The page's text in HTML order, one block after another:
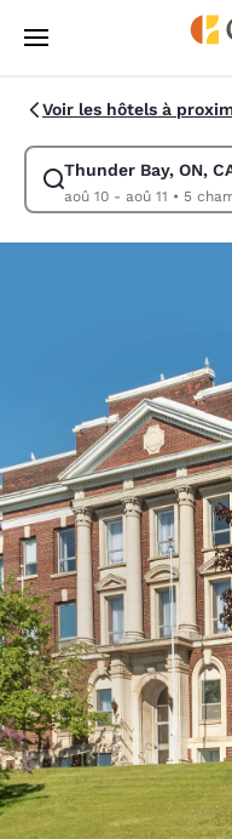
Sauter à Contenu
Voir les hôtels à
Thunder Bay, ON,
aoû 10 - aoû 11 •
Modifier la recherche pour